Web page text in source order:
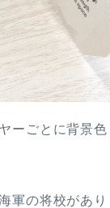
ーごとに背景色
軍の将校があり